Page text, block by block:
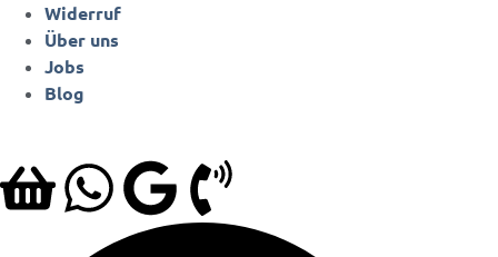
Widerruf
Über uns
Jobs
Blog